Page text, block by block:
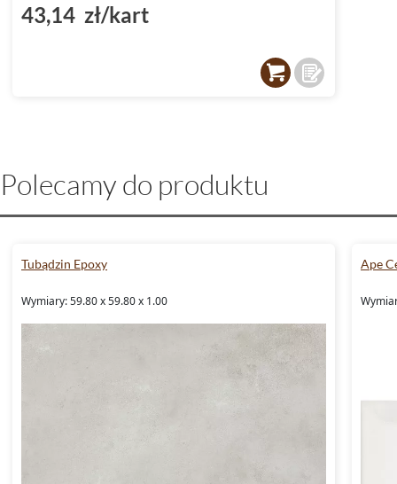
43,14 zł/kart
Polecamy do produktu
Tubądzin Epoxy
Wymiary: 59.80 x 59.80 x 1.00
Ape